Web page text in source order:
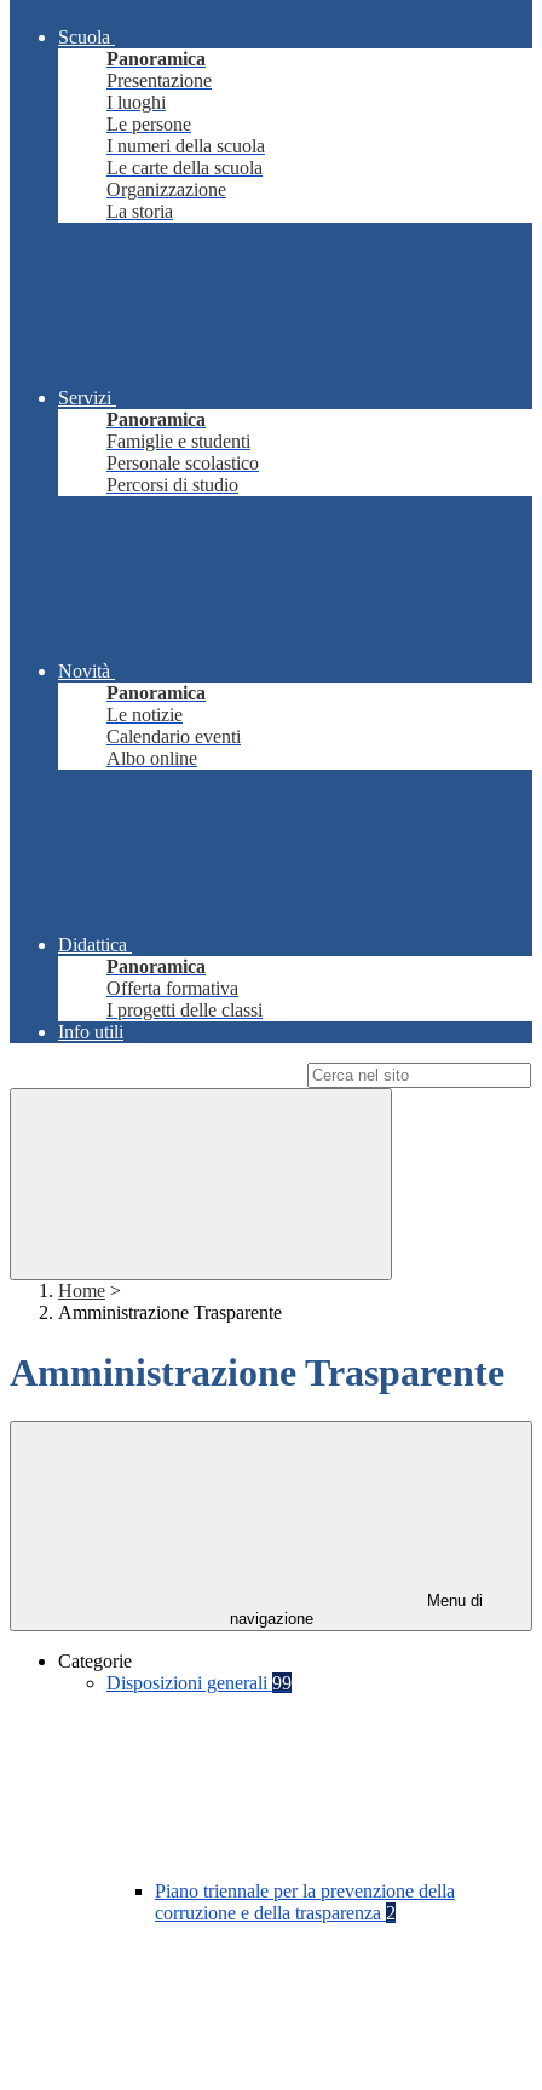
Scuola
Panoramica
Presentazione
I luoghi
Le persone
I numeri della scuola
Le carte della scuola
Organizzazione
La storia
Servizi
Panoramica
Famiglie e studenti
Personale scolastico
Percorsi di studio
Novità
Panoramica
Le notizie
Calendario eventi
Albo online
Didattica
Panoramica
Offerta formativa
I progetti delle classi
Info utili
Home >
Amministrazione Trasparente
Amministrazione Trasparente
Menu di
navigazione
Categorie
Disposizioni generali 99
Piano triennale per la prevenzione della
corruzione e della trasparenza 2